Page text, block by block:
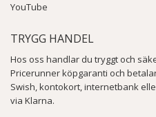
YouTube
TRYGG HANDEL
Hos oss handlar du tryggt och
Pricerunner köpgaranti och
Swish, kontokort, internetbank
via Klarna.